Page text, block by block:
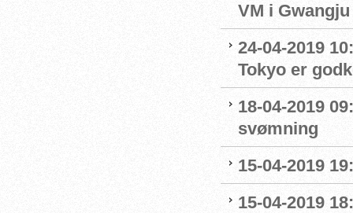
VM i Gwangju
24-04-2019
Tokyo er
18-04-2019
svømning
15-04-2019
15-04-2019